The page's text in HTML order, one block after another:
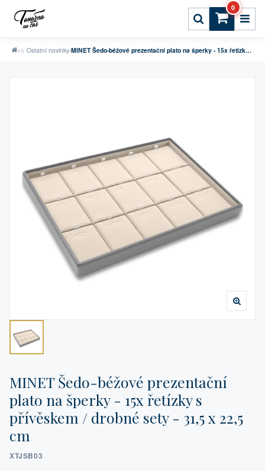
0
›☆ Ostatní novinky› MINET Šedo-béžové prezentační plato na šperky - 15x řetízky s přívěskem / drobné sety - 31,5 x 22,5 cm
MINET Šedo-béžové prezentační
plato na šperky - 15x řetízky s
přívěskem / drobné sety - 31,5 x 22,5
cm
XTJSB03